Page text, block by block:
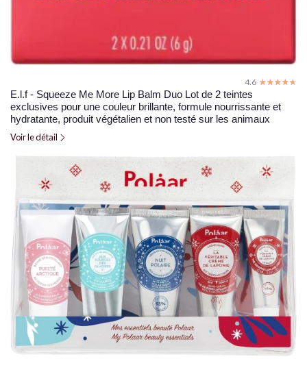
4.6 ☆☆☆☆☆
★★★★★
E.l.f - Squeeze Me More Lip Balm Duo Lot de 2 teintes
exclusives pour une couleur brillante, formule nourrissante et
hydratante, produit végétalien et non testé sur les animaux
Voir le détail